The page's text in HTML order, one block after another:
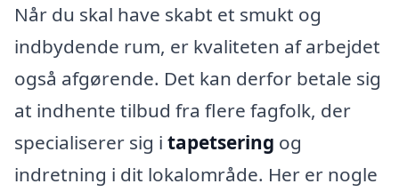
Når du skal have skabt et smukt og
indbydende rum, er kvaliteten af arbejdet
også afgørende. Det kan derfor betale sig
at indhente tilbud fra flere fagfolk, der
specialiserer sig i tapetsering og
indretning i dit lokalområde. Her er nogle